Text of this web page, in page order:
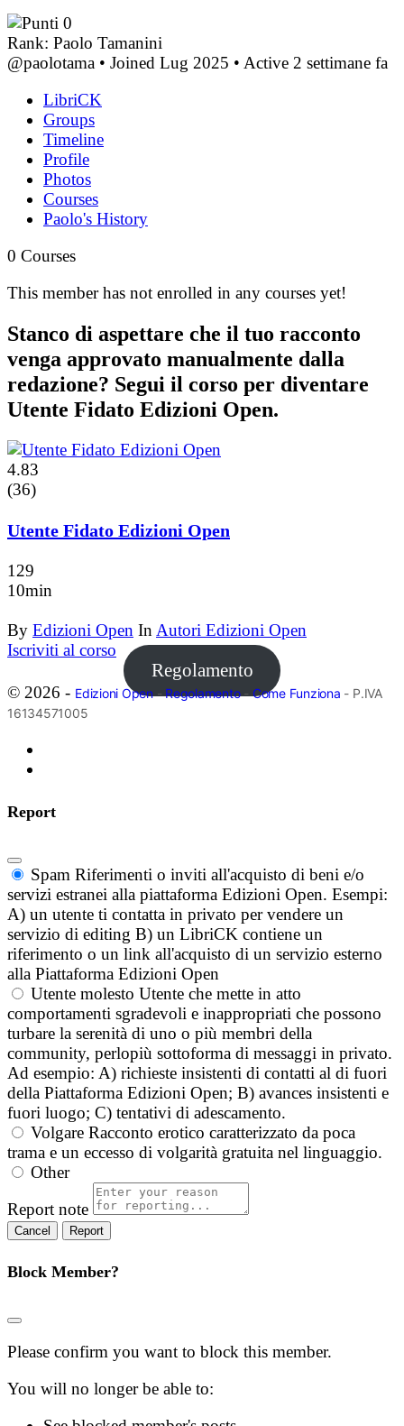
0
Rank: Paolo Tamanini
@paolotama • Joined Lug 2025 • Active 2 settimane fa
LibriCK
Groups
Timeline
Profile
Photos
Courses
Paolo's History
0 Courses
This member has not enrolled in any courses yet!
Stanco di aspettare che il tuo racconto
venga approvato manualmente dalla
redazione? Segui il corso per diventare
Utente Fidato Edizioni Open.
4.83
(36)
Utente Fidato Edizioni Open
129
10min
By Edizioni Open In Autori Edizioni Open
Iscriviti al corso
Regolamento
© 2026 - Edizioni Open-Regolamento-Come Funziona - P.IVA
16134571005
Report
Spam Riferimenti o inviti all'acquisto di beni e/o
servizi estranei alla piattaforma Edizioni Open. Esempi:
A) un utente ti contatta in privato per vendere un
servizio di editing B) un LibriCK contiene un
riferimento o un link all'acquisto di un servizio esterno
alla Piattaforma Edizioni Open
Utente molesto Utente che mette in atto
comportamenti sgradevoli e inappropriati che possono
turbare la serenità di uno o più membri della
community, perlopiù sottoforma di messaggi in privato.
Ad esempio: A) richieste insistenti di contatti al di fuori
della Piattaforma Edizioni Open; B) avances insistenti e
fuori luogo; C) tentativi di adescamento.
Volgare Racconto erotico caratterizzato da poca
trama e un eccesso di volgarità gratuita nel linguaggio.
Other
Report note
Report
Block Member?
Please confirm you want to block this member.
You will no longer be able to: